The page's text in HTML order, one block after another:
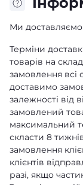
Ми доставляємо
Терміни
товарів на
замовлення всі
доставимо
залежності від
замовлений
максимальний
скласти 8
замовлення
клієнтів
разі, якщо